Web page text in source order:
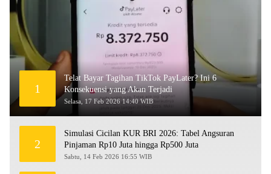
1
Telat Bayar Tagihan TikTok PayLater? Ini 6
Konsekuensi yang Akan Terjadi
Selasa, 17 Feb 2026 14:40 WIB
2
Simulasi Cicilan KUR BRI 2026: Tabel Angsuran
Pinjaman Rp10 Juta hingga Rp500 Juta
Sabtu, 14 Feb 2026 16:55 WIB